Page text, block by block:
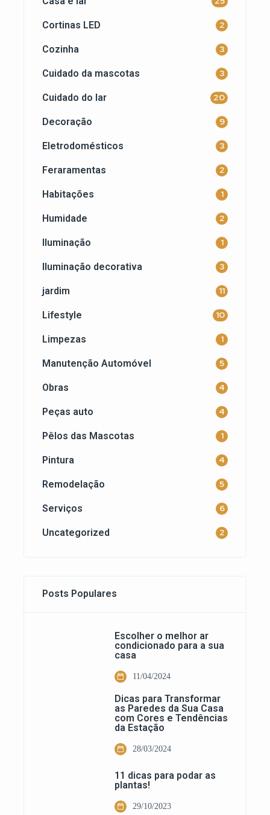
Cortinas LED 2
Cozinha 3
Cuidado da mascotas 3
Cuidado do lar 20
Decoração 9
Eletrodomésticos 3
Feraramentas 2
Habitações 1
Humidade 2
Iluminação 1
Iluminação decorativa 3
jardim 11
Lifestyle 10
Limpezas 1
Manutenção Automóvel 5
Obras 4
Peças auto 4
Pêlos das Mascotas 1
Pintura 4
Remodelação 5
Serviços 6
Uncategorized 2
Posts Populares
Escolher o melhor ar
condicionado para a sua
casa
11/04/2024
Dicas para Transformar
as Paredes da Sua Casa
com Cores e Tendências
da Estação
28/03/2024
11 dicas para podar as
plantas!
29/10/2023